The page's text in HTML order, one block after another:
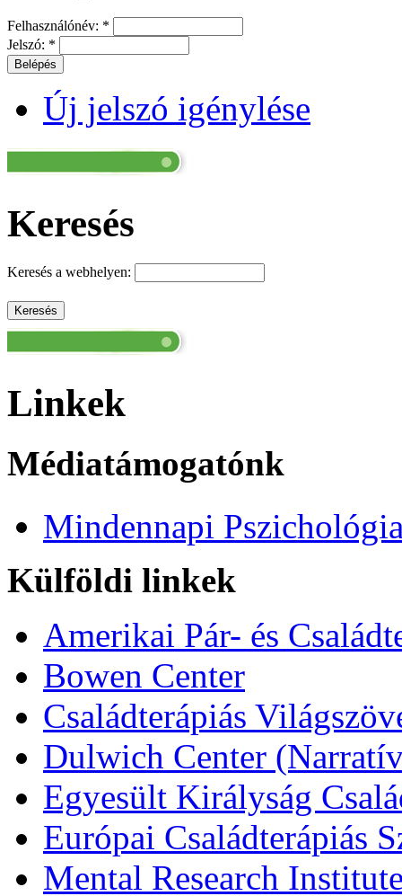
Felhasználónév: *
Jelszó: *
Új jelszó igénylése
Keresés
Keresés a webhelyen:
Linkek
Médiatámogatónk
Mindennapi
Külföldi linkek
Amerikai Pár- és
Bowen Center
Családterápiás
Dulwich Center
Egyesült Királyság
Európai Családterápiás
Mental Research